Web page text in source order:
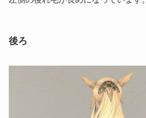
後ろ